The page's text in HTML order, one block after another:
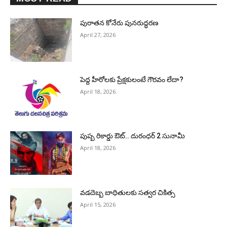
పురాత‌న కోనేరు పున‌రుద్ధ‌ర‌ణ
April 27, 2026
పెద్ద హీరోల‌కు ప్రేక్ష‌కులంటే గౌర‌వం లేదా?
April 18, 2026
పుష్ప రికార్డు ఔట్‌.. దురంధ‌ర్ 2 సునామీ
April 18, 2026
వడదెబ్బ బాధితులకు సత్వర చికిత్స
April 15, 2026